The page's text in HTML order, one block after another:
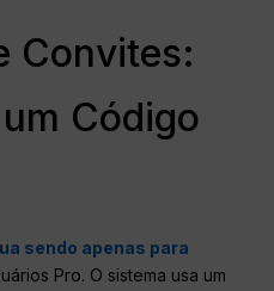
Convites:
Código
sendo apenas para
Pro. O sistema usa um